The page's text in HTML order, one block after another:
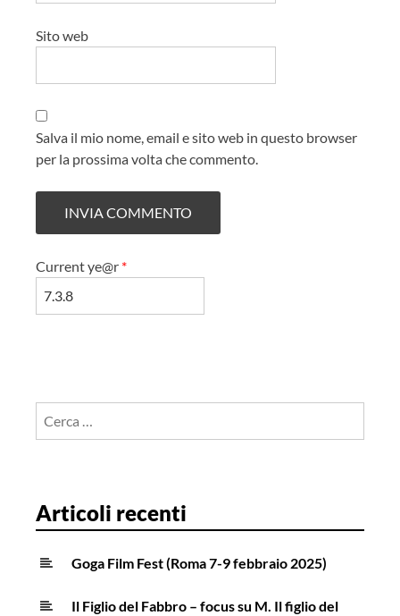
Sito web
Salva il mio nome, email e sito web in questo browser
per la prossima volta che commento.
Current ye@r *
Articoli recenti
Goga Film Fest (Roma 7-9 febbraio 2025)
Il Figlio del Fabbro – focus su M. Il figlio del